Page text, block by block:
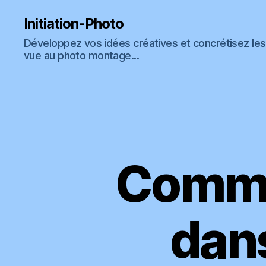
Initiation-Photo
Développez vos idées créatives et concrétisez
vue au photo montage...
Vous êtes libre de recevoir